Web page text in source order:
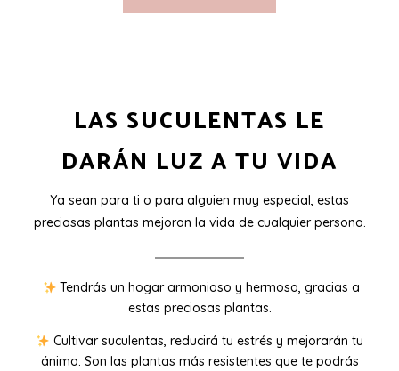
LAS SUCULENTAS LE
DARÁN LUZ A TU VIDA
Ya sean para ti o para alguien muy especial, estas
preciosas plantas mejoran la vida de cualquier persona.
Tendrás un hogar armonioso y hermoso, gracias a
estas preciosas plantas.
Cultivar suculentas, reducirá tu estrés y mejorarán tu
ánimo. Son las plantas más resistentes que te podrás